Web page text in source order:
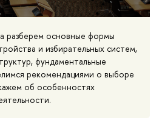
разберем основные формы
и избирательных систем,
фундаментальные
рекомендациями о выборе
об особенностях